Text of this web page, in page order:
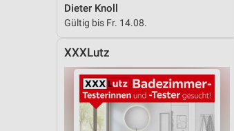
Dieter Knoll
Gültig bis Fr. 14.08.
XXXLutz
Messung der Performance von Inhalten
Analyse von Zielgruppen durch Statistiken
Entwicklung und Verbesserung der Angebote
Verwendung reduzierter Daten zur Auswahl von